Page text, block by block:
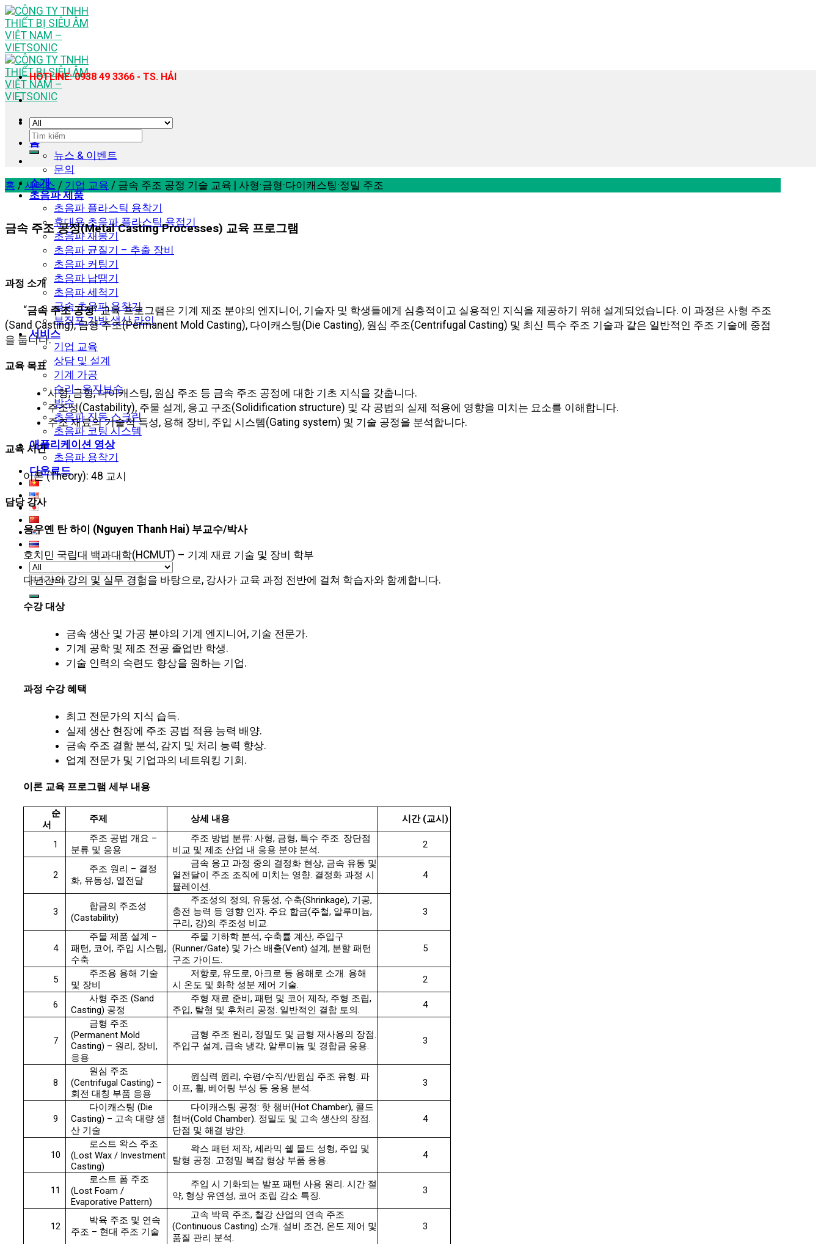
Skip
to
content
홈
뉴스 & 이벤트
문의
소개
초음파 제품
초음파 플라스틱 용착기
휴대용 초음파 플라스틱 용접기
초음파 재봉기
초음파 균질기 – 추출 장비
초음파 커팅기
초음파 납땜기
초음파 세척기
금속 초음파 용착기
부직포 가방 생산 라인
서비스
기업 교육
상담 및 설계
기계 가공
수리 · 유지보수
방수
초음파 진동 스크린
초음파 코팅 시스템
애플리케이션 영상
초음파 용착기
다운로드
검
색:
HOTLINE: 0938 49 3366 - TS. HẢI
검
색:
홈 / 서비스 / 기업 교육 / 금속 주조 공정 기술 교육 | 사형·금형·다이캐스팅·정밀 주조
금속 주조 공정(Metal Casting Processes) 교육 프로그램
과정 소개
“금속 주조 공정” 교육 프로그램은 기계 제조 분야의 엔지니어, 기술자 및 학생들에게 심층적이고 실용적인 지식을 제공하기 위해 설계되었습니다. 이 과정은 사형 주조
(Sand Casting), 금형 주조(Permanent Mold Casting), 다이캐스팅(Die Casting), 원심 주조(Centrifugal Casting) 및 최신 특수 주조 기술과 같은 일반적인 주조 기술에 중점
을 둡니다.
교육 목표
사형, 금형, 다이캐스팅, 원심 주조 등 금속 주조 공정에 대한 기초 지식을 갖춥니다.
주조성(Castability), 주물 설계, 응고 구조(Solidification structure) 및 각 공법의 실제 적용에 영향을 미치는 요소를 이해합니다.
주조 재료의 기술적 특성, 용해 장비, 주입 시스템(Gating system) 및 기술 공정을 분석합니다.
교육 시간
이론 (Theory): 48 교시
담당 강사
응우옌 탄 하이 (Nguyen Thanh Hai) 부교수/박사
호치민 국립대 백과대학(HCMUT) – 기계 재료 기술 및 장비 학부
다년간의 강의 및 실무 경험을 바탕으로, 강사가 교육 과정 전반에 걸쳐 학습자와 함께합니다.
수강 대상
금속 생산 및 가공 분야의 기계 엔지니어, 기술 전문가.
기계 공학 및 제조 전공 졸업반 학생.
기술 인력의 숙련도 향상을 원하는 기업.
과정 수강 혜택
최고 전문가의 지식 습득.
실제 생산 현장에 주조 공법 적용 능력 배양.
금속 주조 결함 분석, 감지 및 처리 능력 향상.
업계 전문가 및 기업과의 네트워킹 기회.
이론 교육 프로그램 세부 내용
순
서
주제 상세 내용 시간 (교시)
1
주조 공법 개요 –
분류 및 응용
주조 방법 분류: 사형, 금형, 특수 주조. 장단점
비교 및 제조 산업 내 응용 분야 분석.
2
2
주조 원리 – 결정
화, 유동성, 열전달
금속 응고 과정 중의 결정화 현상, 금속 유동 및
열전달이 주조 조직에 미치는 영향. 결정화 과정 시
뮬레이션.
4
3
합금의 주조성
(Castability)
주조성의 정의, 유동성, 수축(Shrinkage), 기공,
충전 능력 등 영향 인자. 주요 합금(주철, 알루미늄,
구리, 강)의 주조성 비교.
3
4
주물 제품 설계 –
패턴, 코어, 주입 시스템,
수축
주물 기하학 분석, 수축률 계산, 주입구
(Runner/Gate) 및 가스 배출(Vent) 설계, 분할 패턴
구조 가이드.
5
5
주조용 용해 기술
및 장비
저항로, 유도로, 아크로 등 용해로 소개. 용해
시 온도 및 화학 성분 제어 기술.
2
6
사형 주조 (Sand
Casting) 공정
주형 재료 준비, 패턴 및 코어 제작, 주형 조립,
주입, 탈형 및 후처리 공정. 일반적인 결함 토의.
4
7
금형 주조
(Permanent Mold
Casting) – 원리, 장비,
응용
금형 주조 원리, 정밀도 및 금형 재사용의 장점.
주입구 설계, 급속 냉각, 알루미늄 및 경합금 응용.
3
8
원심 주조
(Centrifugal Casting) –
회전 대칭 부품 응용
원심력 원리, 수평/수직/반원심 주조 유형. 파
이프, 휠, 베어링 부싱 등 응용 분석.
3
9
다이캐스팅 (Die
Casting) – 고속 대량 생
산 기술
다이캐스팅 공정: 핫 챔버(Hot Chamber), 콜드
챔버(Cold Chamber). 정밀도 및 고속 생산의 장점.
단점 및 해결 방안.
4
10
로스트 왁스 주조
(Lost Wax / Investment
Casting)
왁스 패턴 제작, 세라믹 쉘 몰드 성형, 주입 및
탈형 공정. 고정밀 복잡 형상 부품 응용.
4
11
로스트 폼 주조
(Lost Foam /
Evaporative Pattern)
주입 시 기화되는 발포 패턴 사용 원리. 시간 절
약, 형상 유연성, 코어 조립 감소 특징.
3
12
박육 주조 및 연속
주조 – 현대 주조 기술
고속 박육 주조, 철강 산업의 연속 주조
(Continuous Casting) 소개. 설비 조건, 온도 제어 및
품질 관리 분석.
3